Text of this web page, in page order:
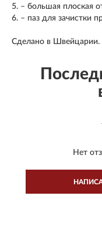
5. – большая плоская
6. – паз для зачистки
Сделано в Швейцарии.
Нет